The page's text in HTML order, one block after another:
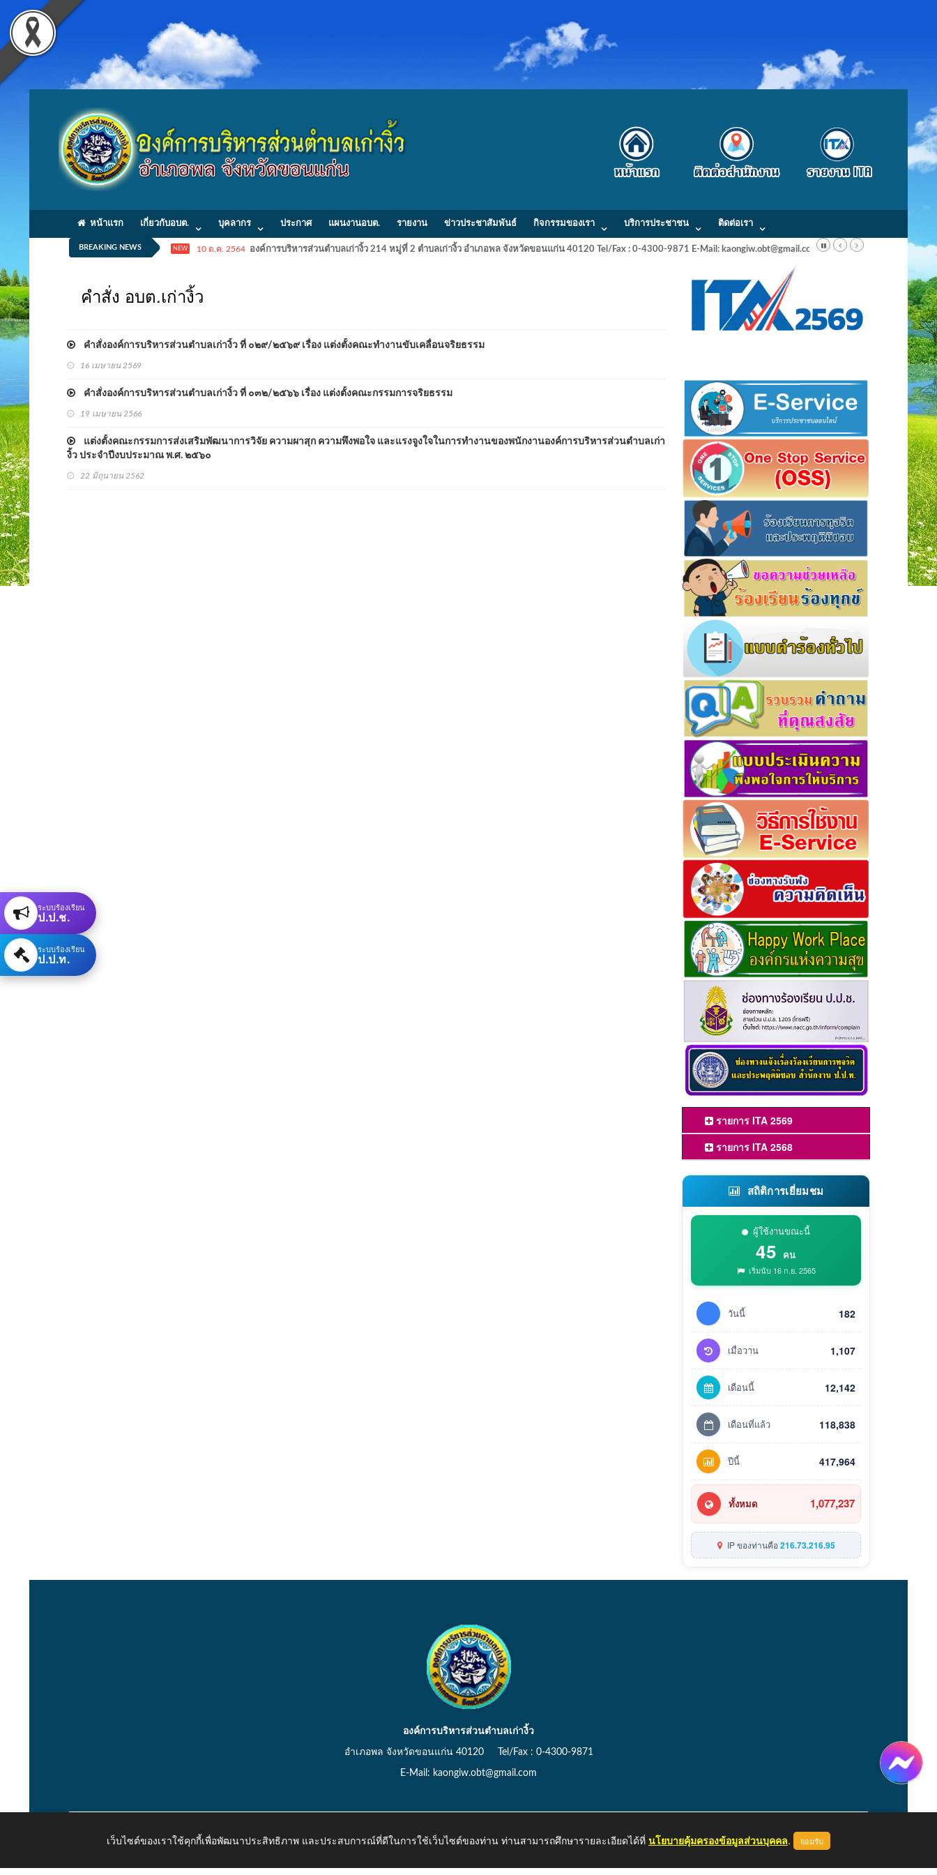
หน้าแรก เกี่ยวกับอบต. บุคลากร ประกาศ แผนงานอบต. รายงาน ข่าวประชาสัมพันธ์ กิจกรรมของเรา บริการประชาชน ติดต่อเรา
BREAKING NEWS NEW 10 ต.ค. 2564 องค์การบริหารส่วนตำบลเก่างิ้ว 214 หมู่ที่ 2 ตำบลเก่างิ้ว อำเภอพล จังหวัดขอนแก่น 40120 Tel/Fax : 0-4300-9871 E-Mail: kaongiw.obt@gmail.com
คำสั่ง อบต.เก่างิ้ว
คำสั่งองค์การบริหารส่วนตำบลเก่างิ้ว ที่ ๐๒๙/๒๕๖๙ เรื่อง แต่งตั้งคณะทำงานขับเคลื่อนจริยธรรม
16 เมษายน 2569
คำสั่งองค์การบริหารส่วนตำบลเก่างิ้ว ที่ ๐๓๒/๒๕๖๖ เรื่อง แต่งตั้งคณะกรรมการจริยธรรม
19 เมษายน 2566
แต่งตั้งคณะกรรมการส่งเสริมพัฒนาการวิจัย ความผาสุก ความพึงพอใจ และแรงจูงใจในการทำงานของพนักงานองค์การบริหารส่วนตำบลเก่า
งิ้ว ประจำปีงบประมาณ พ.ศ. ๒๕๖๐
22 มิถุนายน 2562
รายการ ITA 2569
รายการ ITA 2568
สถิติการเยี่ยมชม
ผู้ใช้งานขณะนี้
45 คน
เริ่มนับ 16 ก.ย. 2565
วันนี้ 182
เมื่อวาน 1,107
เดือนนี้ 12,142
เดือนที่แล้ว 118,838
ปีนี้ 417,964
ทั้งหมด 1,077,237
IP ของท่านคือ216.73.216.95
ระบบร้องเรียน
ป.ป.ช.
ระบบร้องเรียน
ป.ป.ท.
องค์การบริหารส่วนตำบลเก่างิ้ว
อำเภอพล จังหวัดขอนแก่น 40120 Tel/Fax : 0-4300-9871
E-Mail: kaongiw.obt@gmail.com
Copyright © 2026 All Right Resive http://www.kaongiw.go.th หน้าแรก ผู้ดูแลระบบ
เว็บไซต์ของเราใช้คุกกี้เพื่อพัฒนาประสิทธิภาพ และประสบการณ์ที่ดีในการใช้เว็บไซต์ของท่าน ท่านสามารถศึกษารายละเอียดได้ที่ นโยบายคุ้มครองข้อมูลส่วนบุคคล. ยอมรับ